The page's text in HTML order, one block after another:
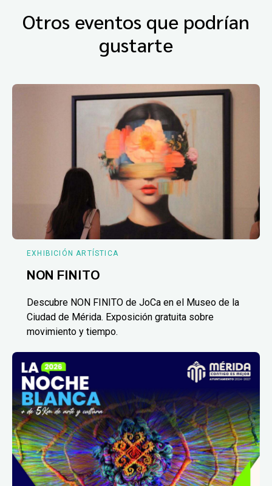
Otros eventos que podrían
gustarte
EXHIBICIÓN ARTÍSTICA
NON FINITO
Descubre NON FINITO de JoCa en el Museo de la
Ciudad de Mérida. Exposición gratuita sobre
movimiento y tiempo.